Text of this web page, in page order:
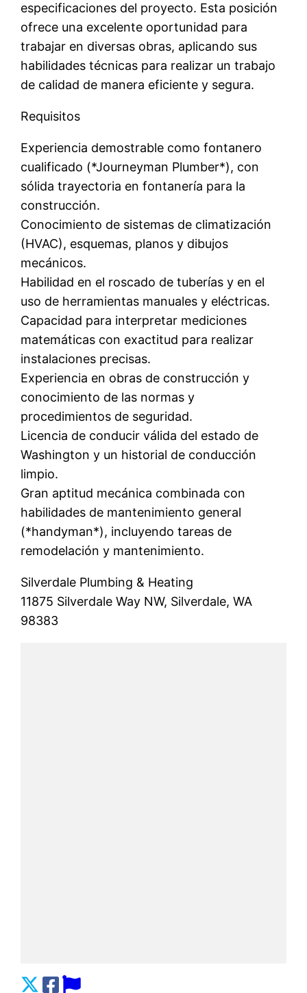
especificaciones del proyecto. Esta posición
ofrece una excelente oportunidad para
trabajar en diversas obras, aplicando sus
habilidades técnicas para realizar un trabajo
de calidad de manera eficiente y segura.
Requisitos
Experiencia demostrable como fontanero
cualificado (*Journeyman Plumber*), con
sólida trayectoria en fontanería para la
construcción.
Conocimiento de sistemas de climatización
(HVAC), esquemas, planos y dibujos
mecánicos.
Habilidad en el roscado de tuberías y en el
uso de herramientas manuales y eléctricas.
Capacidad para interpretar mediciones
matemáticas con exactitud para realizar
instalaciones precisas.
Experiencia en obras de construcción y
conocimiento de las normas y
procedimientos de seguridad.
Licencia de conducir válida del estado de
Washington y un historial de conducción
limpio.
Gran aptitud mecánica combinada con
habilidades de mantenimiento general
(*handyman*), incluyendo tareas de
remodelación y mantenimiento.
Silverdale Plumbing & Heating
11875 Silverdale Way NW, Silverdale, WA
98383